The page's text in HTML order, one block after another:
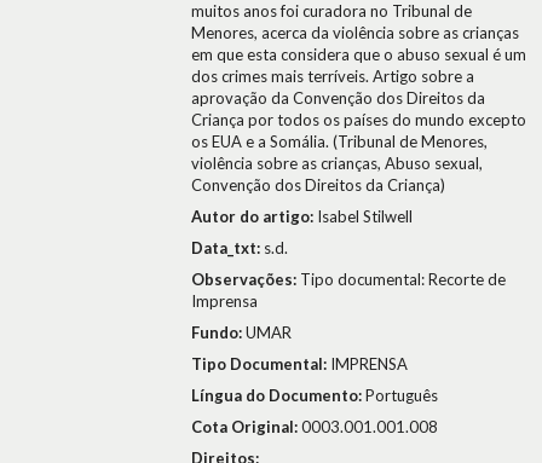
muitos anos foi curadora no Tribunal de
Menores, acerca da violência sobre as crianças
em que esta considera que o abuso sexual é um
dos crimes mais terríveis. Artigo sobre a
aprovação da Convenção dos Direitos da
Criança por todos os países do mundo excepto
os EUA e a Somália. (Tribunal de Menores,
violência sobre as crianças, Abuso sexual,
Convenção dos Direitos da Criança)
Autor do artigo: Isabel Stilwell
Data_txt: s.d.
Observações: Tipo documental: Recorte de
Imprensa
Fundo:UMAR
Tipo Documental: IMPRENSA
Língua do Documento:Português
Cota Original:0003.001.001.008
Direitos: